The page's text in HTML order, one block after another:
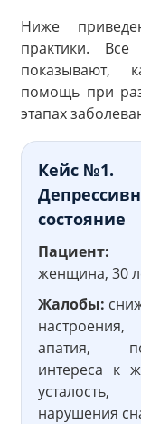
Ниже
практики.
показывают,
помощь при
этапах
Кейс №1.
состояние
Пациент:
женщина, 30
Жалобы:
настроения,
апатия,
интереса к
усталость,
нарушения